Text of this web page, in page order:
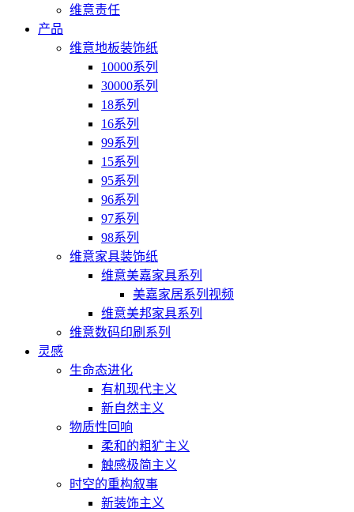
维意责任
产品
维意地板装饰纸
10000系列
30000系列
18系列
16系列
99系列
15系列
95系列
96系列
97系列
98系列
维意家具装饰纸
维意美嘉家具系列
美嘉家居系列视频
维意美邦家具系列
维意数码印刷系列
灵感
生命态进化
有机现代主义
新自然主义
物质性回响
柔和的粗犷主义
触感极简主义
时空的重构叙事
新装饰主义